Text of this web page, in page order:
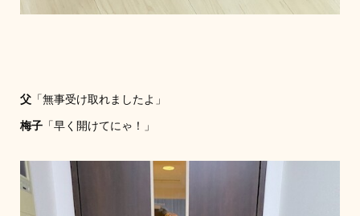
父「無事受け取れましたよ」
梅子「早く開けてにゃ！」